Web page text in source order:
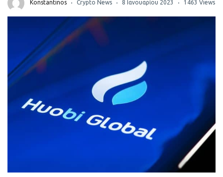
Konstantinos Crypto News 8 Ιανουαρίου 2023 1463 Views
ποιοτικό
Πορτοφόλια Κρυπτονομισμάτων
Metamask τι είναι και πως λειτουργεί αυτό
το πορτοφόλι;
Τι είναι τα NFTs
Νομοθεσία